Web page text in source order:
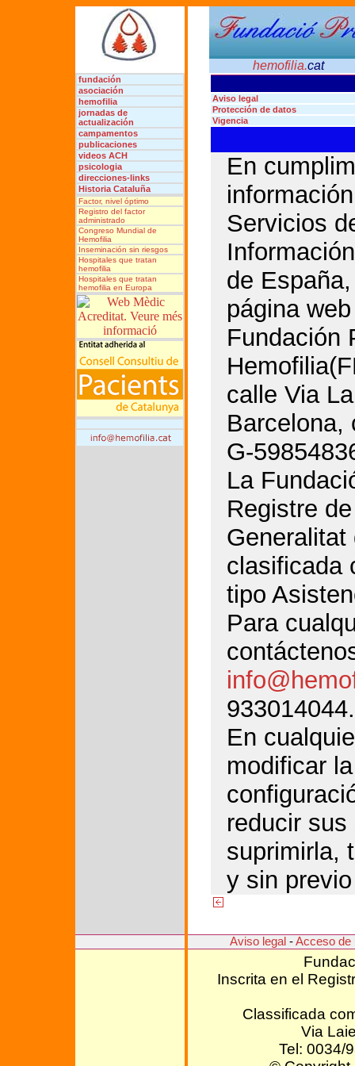
hemofilia.cat
fundación
asociación
hemofilia
jornadas de
actualización
campamentos
publicaciones
videos ACH
psicologia
direcciones-links
Historia Cataluña
Factor, nivel óptimo
Registro del factor
administrado
Congreso Mundial de
Hemofilia
Inseminación sin riesgos
Hospitales que tratan
hemofilia
Hospitales que tratan
hemofilia en Europa
Aviso legal
Protección de datos
Vigencia
En
Servicios
de
página
Fundación
calle Via
Barcelona,
G-
La
Registre
clasificada
tipo
Para
933014044.
En
modificar
reducir
suprimirla,
y sin
Aviso legal -Acceso de
Inscrita en el
Classificada
Via
Tel: 0034/